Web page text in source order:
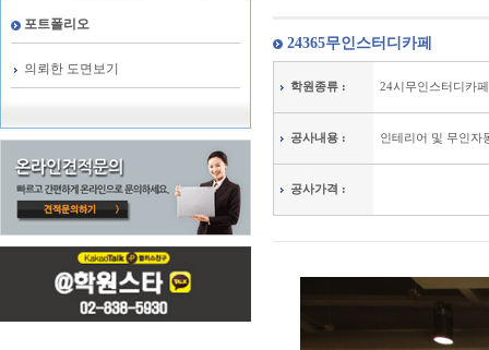
포트폴리오
의뢰한 도면보기
24365무인스터디카페
학원종류 : 24시무인스터디카페
공사내용 : 인테리어 및 무인자
공사가격 :